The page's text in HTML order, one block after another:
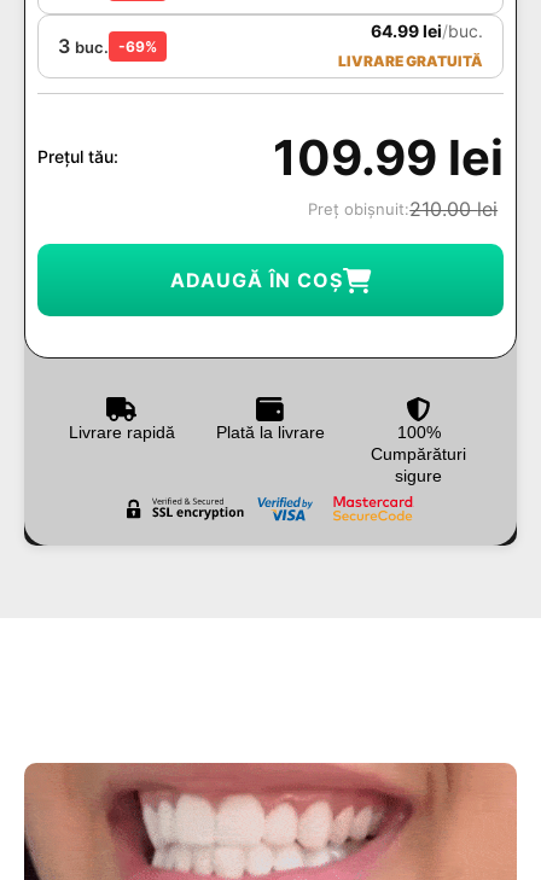
3 buc. -69%
64.99lei/buc.
LIVRARE GRATUITĂ
Prețul tău: 109.99 lei
Preț obișnuit:210.00lei
ADAUGĂ ÎN COȘ
Livrare rapidă Plată la livrare
100%
Cumpărături
sigure